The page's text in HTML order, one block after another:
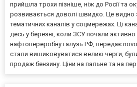
прийшла трохи пізніше, ніж до Росії та
розвивається доволі швидко. Це видно
тематичних каналів у соцмережах. Ці
десь у березні, коли ЗСУ почали
нафтопереробну галузь РФ, передає
стали вишиковуватися великі черги,
продаж бензину. Ціни на пальне та на